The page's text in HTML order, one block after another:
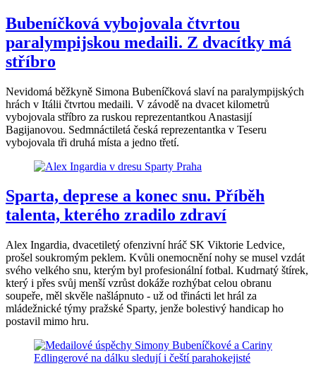
Bubeníčková vybojovala čtvrtou
paralympijskou medaili. Z dvacítky má
stříbro
Nevidomá běžkyně Simona Bubeníčková slaví na paralympijských
hrách v Itálii čtvrtou medaili. V závodě na dvacet kilometrů
vybojovala stříbro za ruskou reprezentantkou Anastasijí
Bagijanovou. Sedmnáctiletá česká reprezentantka v Teseru
vybojovala tři druhá místa a jedno třetí.
Sparta, deprese a konec snu. Příběh
talenta, kterého zradilo zdraví
Alex Ingardia, dvacetiletý ofenzivní hráč SK Viktorie Ledvice,
prošel soukromým peklem. Kvůli onemocnění nohy se musel vzdát
svého velkého snu, kterým byl profesionální fotbal. Kudrnatý štírek,
který i přes svůj menší vzrůst dokáže rozhýbat celou obranu
soupeře, měl skvěle našlápnuto - už od třinácti let hrál za
mládežnické týmy pražské Sparty, jenže bolestivý handicap ho
postavil mimo hru.